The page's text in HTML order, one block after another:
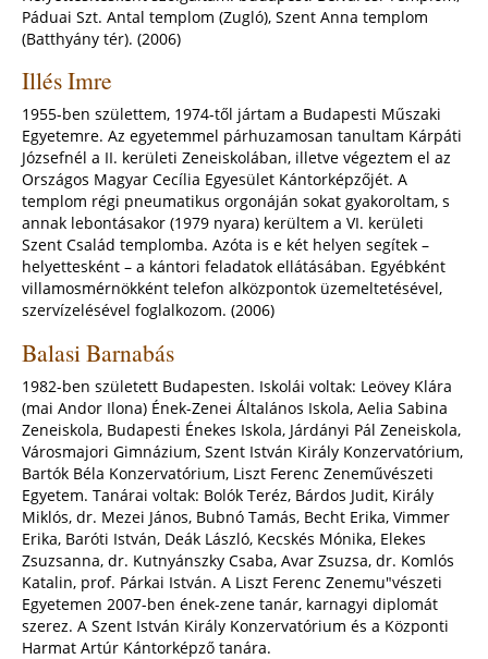
Páduai Szt. Antal templom (Zugló), Szent Anna templom
(Batthyány tér). (2006)
Illés Imre
1955-ben születtem, 1974-től jártam a Budapesti Műszaki
Egyetemre. Az egyetemmel párhuzamosan tanultam Kárpáti
Józsefnél a II. kerületi Zeneiskolában, illetve végeztem el az
Országos Magyar Cecília Egyesület Kántorképzőjét. A
templom régi pneumatikus orgonáján sokat gyakoroltam, s
annak lebontásakor (1979 nyara) kerültem a VI. kerületi
Szent Család templomba. Azóta is e két helyen segítek –
helyettesként – a kántori feladatok ellátásában. Egyébként
villamosmérnökként telefon alközpontok üzemeltetésével,
szervízelésével foglalkozom. (2006)
Balasi Barnabás
1982-ben született Budapesten. Iskolái voltak: Leövey Klára
(mai Andor Ilona) Ének-Zenei Általános Iskola, Aelia Sabina
Zeneiskola, Budapesti Énekes Iskola, Járdányi Pál Zeneiskola,
Városmajori Gimnázium, Szent István Király Konzervatórium,
Bartók Béla Konzervatórium, Liszt Ferenc Zeneművészeti
Egyetem. Tanárai voltak: Bolók Teréz, Bárdos Judit, Király
Miklós, dr. Mezei János, Bubnó Tamás, Becht Erika, Vimmer
Erika, Baróti István, Deák László, Kecskés Mónika, Elekes
Zsuzsanna, dr. Kutnyánszky Csaba, Avar Zsuzsa, dr. Komlós
Katalin, prof. Párkai István. A Liszt Ferenc Zenemu"vészeti
Egyetemen 2007-ben ének-zene tanár, karnagyi diplomát
szerez. A Szent István Király Konzervatórium és a Központi
Harmat Artúr Kántorképző tanára.